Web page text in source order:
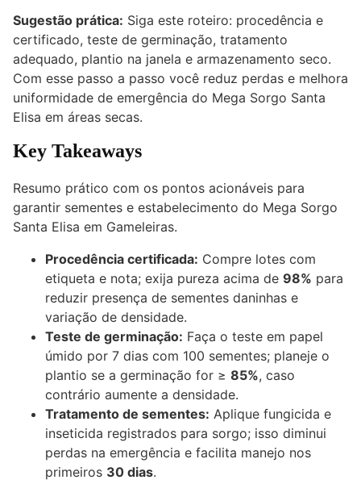
Sugestão prática: Siga este roteiro: procedência e
certificado, teste de germinação, tratamento
adequado, plantio na janela e armazenamento seco.
Com esse passo a passo você reduz perdas e melhora
uniformidade de emergência do Mega Sorgo Santa
Elisa em áreas secas.
Key Takeaways
Resumo prático com os pontos acionáveis para
garantir sementes e estabelecimento do Mega Sorgo
Santa Elisa em Gameleiras.
Procedência certificada: Compre lotes com
etiqueta e nota; exija pureza acima de 98% para
reduzir presença de sementes daninhas e
variação de densidade.
Teste de germinação: Faça o teste em papel
úmido por 7 dias com 100 sementes; planeje o
plantio se a germinação for ≥ 85%, caso
contrário aumente a densidade.
Tratamento de sementes: Aplique fungicida e
inseticida registrados para sorgo; isso diminui
perdas na emergência e facilita manejo nos
primeiros 30 dias.